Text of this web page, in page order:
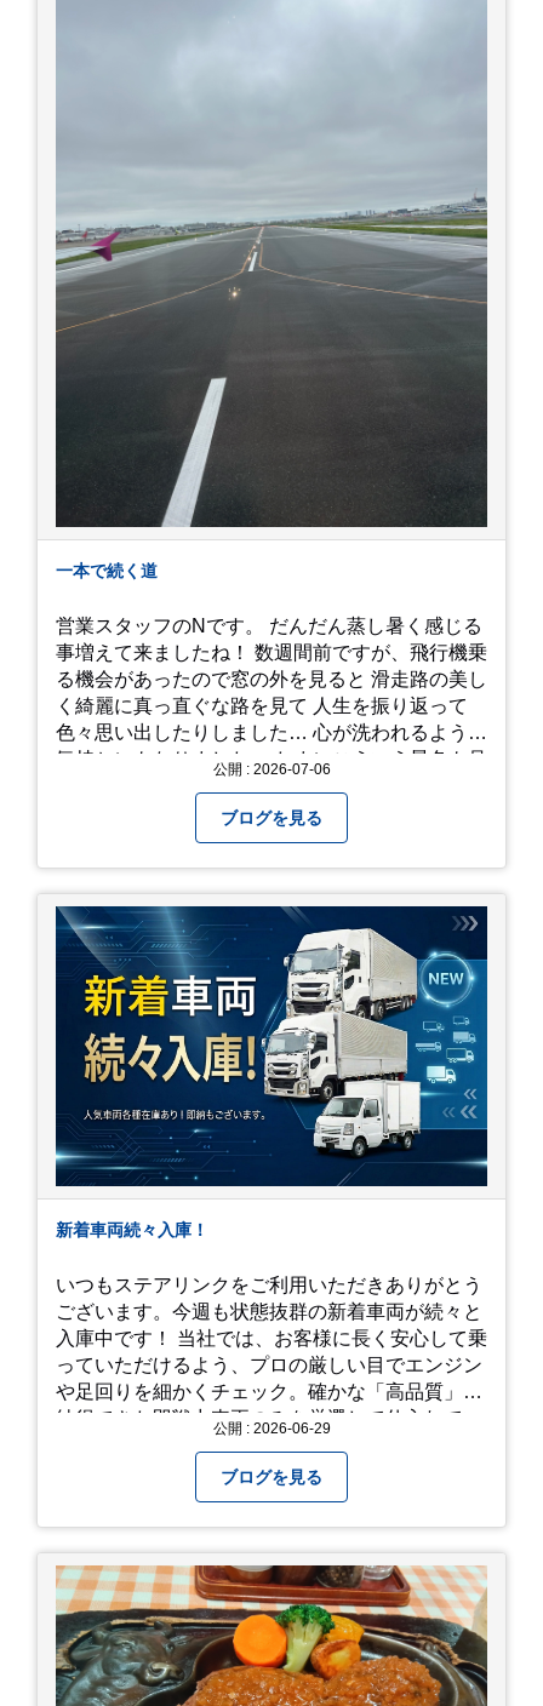
一本で続く道
営業スタッフのNです。 だんだん蒸し暑く感じる
事増えて来ましたね！ 数週間前ですが、飛行機乗
る機会があったので窓の外を見ると 滑走路の美し
く綺麗に真っ直ぐな路を見て 人生を振り返って
色々思い出したりしました… 心が洗われるような
気持ちにもなりました。 たまにこういう景色も見
番になりますが皆様方くれぐれもご自愛ください
公開 : 2026-07-06
ブログを見る
新着車両続々入庫！
いつもステアリンクをご利用いただきありがとう
ございます。今週も状態抜群の新着車両が続々と
入庫中です！ 当社では、お客様に長く安心して乗
っていただけるよう、プロの厳しい目でエンジン
や足回りを細かくチェック。確かな「高品質」と
納得できた即戦力車両のみを厳選して仕入れてい
公開 : 2026-06-29
ブログを見る